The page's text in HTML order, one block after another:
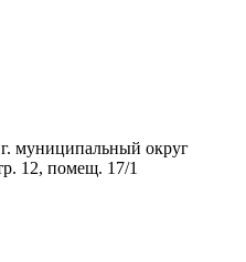
муниципальный округ
12, помещ. 17/1